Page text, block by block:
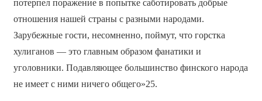
потерпел поражение в попытке саботировать добрые
отношения нашей страны с разными народами.
Зарубежные гости, несомненно, поймут, что горстка
хулиганов — это главным образом фанатики и
уголовники. Подавляющее большинство финского народа
не имеет с ними ничего общего»25.